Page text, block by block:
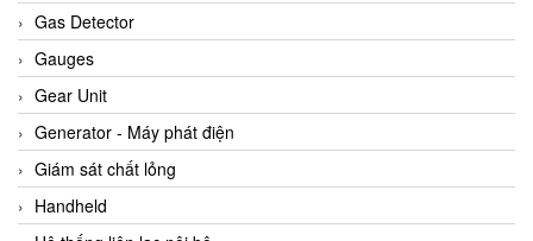
ARCA Regler
Arcos Hydraulik
Ardetem-Sfere-Vietnam
Argal
AS ENERGI
ASCO CO2
Gas Detector
Gauges
Gear Unit
Generator - Máy phát điện
Giám sát chất lỏng
Handheld